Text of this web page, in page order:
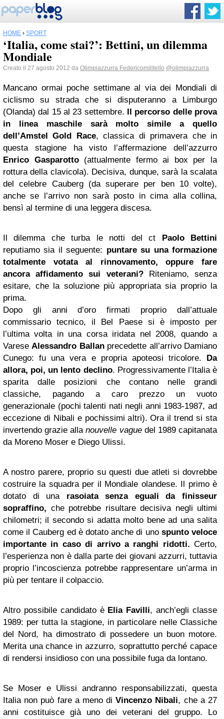
HOME › SPORT
‘Italia, come stai?’: Bettini, un dilemma
Mondiale
Creato il 27 agosto 2012 da Olimpiazzurra Federicomilitello @olimpiazzurra
Mancano ormai poche settimane al via dei Mondiali di
ciclismo su strada che si disputeranno a Limburgo
(Olanda) dal 15 al 23 settembre. Il percorso delle prova
in linea maschile sarà molto simile a quello
dell’Amstel Gold Race, classica di primavera che in
questa stagione ha visto l’affermazione dell’azzurro
Enrico Gasparotto(attualmente fermo ai box per la
rottura della clavicola). Decisiva, dunque, sarà la scalata
del celebre Cauberg (da superare per ben 10 volte),
anche se l’arrivo non sarà posto in cima alla collina,
bensì al termine di una leggera discesa.
Il dilemma che turba le notti del ct Paolo Bettini
reputiamo sia il seguente: puntare su una formazione
totalmente votata al rinnovamento, oppure fare
ancora affidamento sui veterani?Riteniamo, senza
esitare, che la soluzione più appropriata sia proprio la
prima.
Dopo gli anni d’oro firmati proprio dall’attuale
commissario tecnico, il Bel Paese si è imposto per
l’ultima volta in una corsa iridata nel 2008, quando a
VareseAlessandro Ballanprecedette all’arrivo Damiano
Cunego: fu una vera e propria apoteosi tricolore. Da
allora, poi, un lento declino. Progressivamente l’Italia è
sparita dalle posizioni che contano nelle grandi
classiche, pagando a caro prezzo un vuoto
generazionale (pochi talenti nati negli anni 1983-1987, ad
eccezione di Nibali e pochissimi altri). Ora il trend si sta
invertendo grazie allanouvelle vaguedel 1989 capitanata
da Moreno Moser e Diego Ulissi.
A nostro parere, proprio su questi due atleti si dovrebbe
costruire la squadra per il Mondiale olandese. Il primo è
dotato di una rasoiata senza eguali da finisseur
sopraffino, che potrebbe risultare decisiva negli ultimi
chilometri; il secondo si adatta molto bene ad una salita
come il Cauberg ed è dotato anche di unospunto veloce
importante in caso di arrivo a ranghi ridotti. Certo,
l’esperienza non è dalla parte dei giovani azzurri, tuttavia
proprio l’incoscienza potrebbe rappresentare un’arma in
più per tentare il colpaccio.
Altro possibile candidato èElia Favilli, anch’egli classe
1989: per tutta la stagione, in particolare nelle Classiche
del Nord, ha dimostrato di possedere un buon motore.
Merita una chance in azzurro, soprattutto perché capace
di rendersi insidioso con una possibile fuga da lontano.
Se Moser e Ulissi andranno responsabilizzati, questa
Italia non può fare a meno diVincenzo Nibali, che a 27
anni costituisce già uno dei veterani del gruppo. Lo